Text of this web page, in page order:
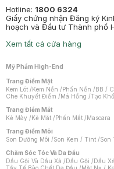
Hotline: 1800 6324
Giấy chứng nhận Đăng ký
hoạch và Đầu tư Thành phố
Xem tất cả cửa hàng
Mỹ Phẩm High-End
Trang Điểm Mặt
Kem Lót /Kem Nền /Phấn Nền /BB /
Che Khuyết Điểm /Má Hồng /Tạo
Trang Điểm Mắt
Kẻ Mày /Kẻ Mắt /Phấn Mắt /Mascara
Trang Điểm Môi
Son Dưỡng Môi /Son Kem / Tint /Son
Chăm Sóc Tóc Và Da Đầu
Dầu Gội Và Dầu Xả /Dầu Gội /Dầu Xả